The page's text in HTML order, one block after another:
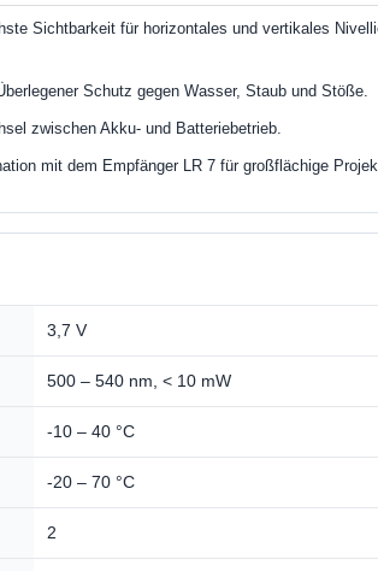
Sichtbarkeit für horizontales und vertikales
Schutz gegen Wasser, Staub und Stöße.
zwischen Akku- und Batteriebetrieb.
mit dem Empfänger LR 7 für großflächige
3,7 V
500 – 540 nm, < 10 mW
-10 – 40 °C
-20 – 70 °C
2